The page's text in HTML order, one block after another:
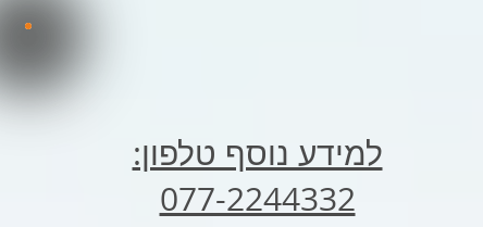
למידע נוסף טלפון:
077-2244332